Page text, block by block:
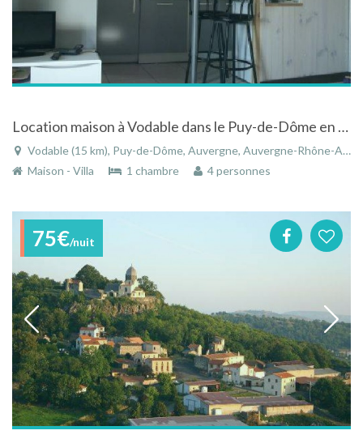
Location maison à Vodable dans le Puy-de-Dôme en Auvergne
Vodable (15 km), Puy-de-Dôme, Auvergne, Auvergne-Rhône-Alpes, France
Maison - Villa
1 chambre 4 personnes
75€/nuit